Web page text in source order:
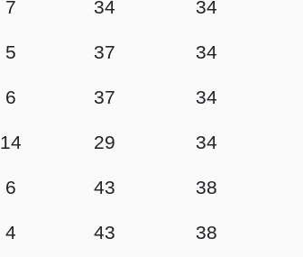
7 34 34
5 37 34
6 37 34
14 29 34
6 43 38
4 43 38